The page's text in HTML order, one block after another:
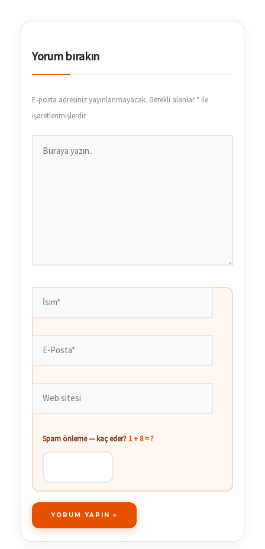
Yorum bırakın
E-posta adresiniz yayınlanmayacak. Gerekli alanlar* ile
işaretlenmişlerdir
Spam önleme — kaç eder? 1 + 8 = ?